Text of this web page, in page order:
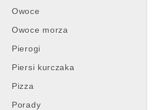
Owoce
Owoce morza
Pierogi
Piersi kurczaka
Pizza
Porady